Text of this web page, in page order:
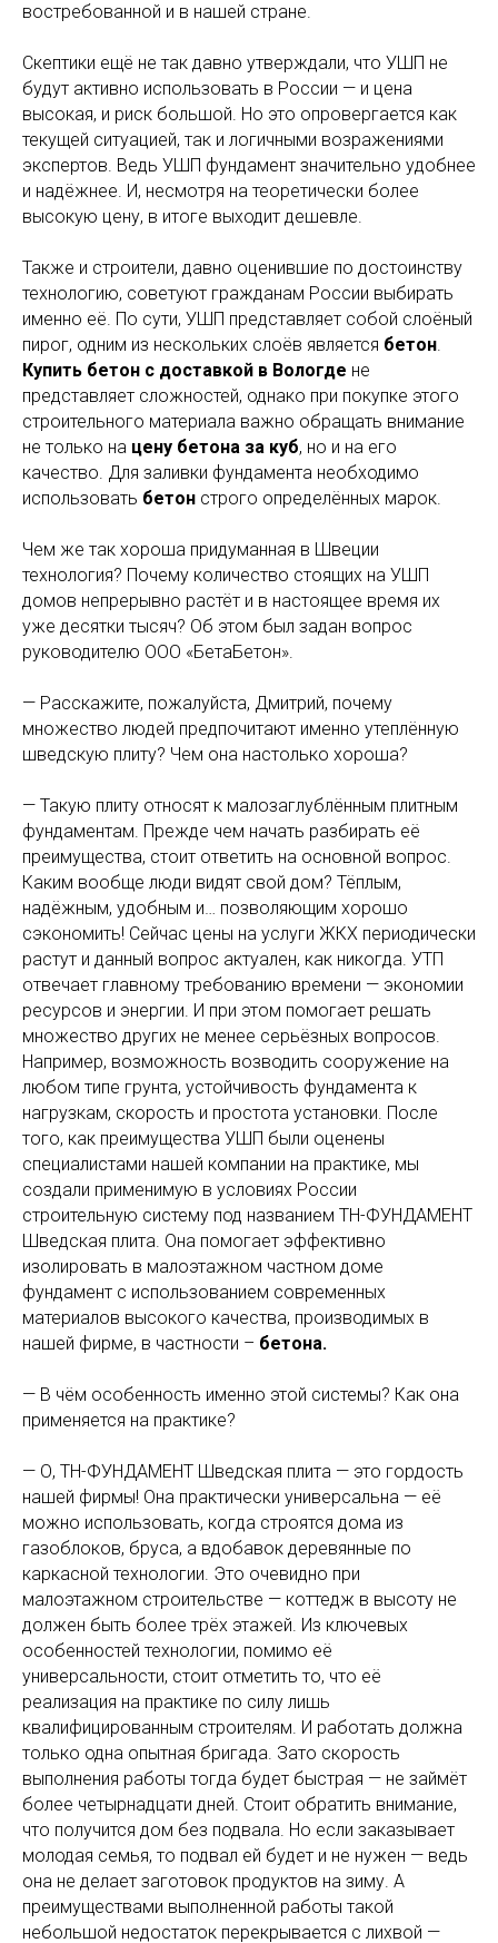
востребованной и в нашей стране.
Скептики ещё не так давно утверждали, что УШП не
будут активно использовать в России — и цена
высокая, и риск большой. Но это опровергается как
текущей ситуацией, так и логичными возражениями
экспертов. Ведь УШП фундамент значительно удобнее
и надёжнее. И, несмотря на теоретически более
высокую цену, в итоге выходит дешевле.
Также и строители, давно оценившие по достоинству
технологию, советуют гражданам России выбирать
именно её. По сути, УШП представляет собой слоёный
пирог, одним из нескольких слоёв является бетон.
Купить бетон с доставкой в Вологде не
представляет сложностей, однако при покупке этого
строительного материала важно обращать внимание
не только на цену бетона за куб, но и на его
качество. Для заливки фундамента необходимо
использовать бетон строго определённых марок.
Чем же так хороша придуманная в Швеции
технология? Почему количество стоящих на УШП
домов непрерывно растёт и в настоящее время их
уже десятки тысяч? Об этом был задан вопрос
руководителю ООО «БетаБетон».
— Расскажите, пожалуйста, Дмитрий, почему
множество людей предпочитают именно утеплённую
шведскую плиту? Чем она настолько хороша?
— Такую плиту относят к малозаглублённым плитным
фундаментам. Прежде чем начать разбирать её
преимущества, стоит ответить на основной вопрос.
Каким вообще люди видят свой дом? Тёплым,
надёжным, удобным и… позволяющим хорошо
сэкономить! Сейчас цены на услуги ЖКХ периодически
растут и данный вопрос актуален, как никогда. УТП
отвечает главному требованию времени — экономии
ресурсов и энергии. И при этом помогает решать
множество других не менее серьёзных вопросов.
Например, возможность возводить сооружение на
любом типе грунта, устойчивость фундамента к
нагрузкам, скорость и простота установки. После
того, как преимущества УШП были оценены
специалистами нашей компании на практике, мы
создали применимую в условиях России
строительную систему под названием ТН-ФУНДАМЕНТ
Шведская плита. Она помогает эффективно
изолировать в малоэтажном частном доме
фундамент с использованием современных
материалов высокого качества, производимых в
нашей фирме, в частности – бетона.
— В чём особенность именно этой системы? Как она
применяется на практике?
— О, ТН-ФУНДАМЕНТ Шведская плита — это гордость
нашей фирмы! Она практически универсальна — её
можно использовать, когда строятся дома из
газоблоков, бруса, а вдобавок деревянные по
каркасной технологии. Это очевидно при
малоэтажном строительстве — коттедж в высоту не
должен быть более трёх этажей. Из ключевых
особенностей технологии, помимо её
универсальности, стоит отметить то, что её
реализация на практике по силу лишь
квалифицированным строителям. И работать должна
только одна опытная бригада. Зато скорость
выполнения работы тогда будет быстрая — не займёт
более четырнадцати дней. Стоит обратить внимание,
что получится дом без подвала. Но если заказывает
молодая семья, то подвал ей будет и не нужен — ведь
она не делает заготовок продуктов на зиму. А
преимуществами выполненной работы такой
небольшой недостаток перекрывается с лихвой —